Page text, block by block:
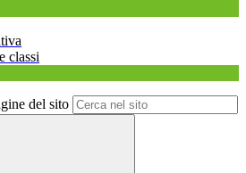
classi
del sito